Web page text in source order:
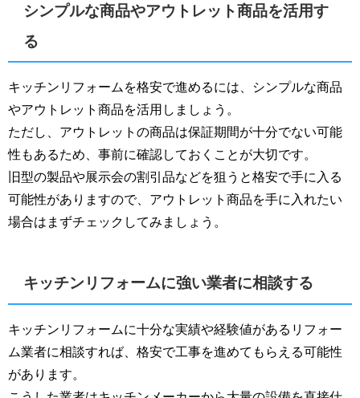
シンプルな商品やアウトレット商品を活用す
る
キッチンリフォームを格安で進めるには、シンプルな商品
やアウトレット商品を活用しましょう。
ただし、アウトレットの商品は保証期間が十分でない可能
性もあるため、事前に確認しておくことが大切です。
旧型の製品や展示会の割引品などを狙うと格安で手に入る
可能性がありますので、アウトレット商品を手に入れたい
場合はまずチェックしてみましょう。
キッチンリフォームに強い業者に相談する
キッチンリフォームに十分な実績や経験値があるリフォー
ム業者に相談すれば、格安で工事を進めてもらえる可能性
があります。